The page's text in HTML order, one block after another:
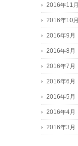
2016年11月
2016年10月
2016年9月
2016年8月
2016年7月
2016年6月
2016年5月
2016年4月
2016年3月